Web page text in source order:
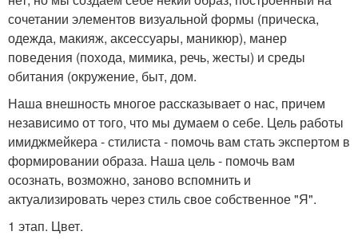
сочетании элементов визуальной формы (прическа,
одежда, макияж, аксессуары, маникюр), манер
поведения (похода, мимика, речь, жесты) и среды
обитания (окружение, быт, дом.
Наша внешность многое рассказывает о нас, причем
независимо от того, что мы думаем о себе. Цель работы
имиджмейкера - стилиста - помочь вам стать экспертом в
формировании образа. Наша цель - помочь вам
осознать, возможно, заново вспомнить и
актуализировать через стиль свое собственное "Я".
1 этап. Цвет.